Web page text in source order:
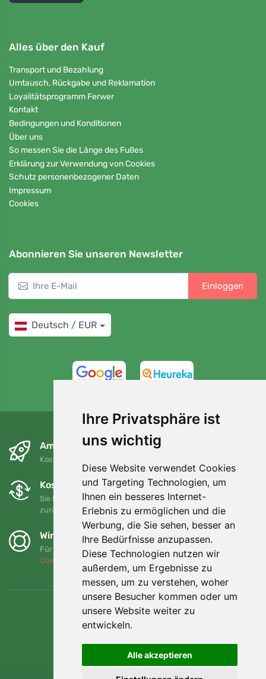
Ihre Privatsphäre ist
uns wichtig
Diese Website verwendet Cookies
und Targeting Technologien, um
Ihnen ein besseres Internet-
Erlebnis zu ermöglichen und die
Werbung, die Sie sehen, besser an
Ihre Bedürfnisse anzupassen.
Diese Technologien nutzen wir
außerdem, um Ergebnisse zu
messen, um zu verstehen, woher
unsere Besucher kommen oder um
unsere Website weiter zu
entwickeln.
Alle akzeptieren
Alles über den Kauf
Transport und Bezahlung
Umtausch, Rückgabe und Reklamation
Loyalitätsprogramm Ferwer
Kontakt
Bedingungen und Konditionen
Über uns
So messen Sie die Länge des Fußes
Erklärung zur Verwendung von Cookies
Schutz personenbezogener Daten
Impressum
Cookies
Abonnieren Sie unseren Newsletter
Einloggen
Deutsch / EUR
Am nächsten Tag und kostenlos
Kostenloser Versand für Bestellungen über 80 EUR
Kostenloser Umtausch und Rückgabe
Sie können Ihre Bestellung jederzeit innerhalb von 90 Tagen
zurückgeben oder umtauschen.
Wir unterstützen Trees.org
Für jede Bestellung pflanzen wir einen Baum! Mehr lesen
Über uns